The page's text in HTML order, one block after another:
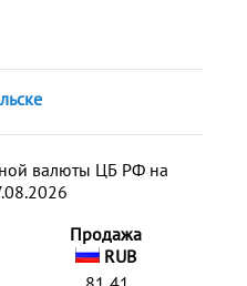
валюты ЦБ РФ на
Продажа
RUB